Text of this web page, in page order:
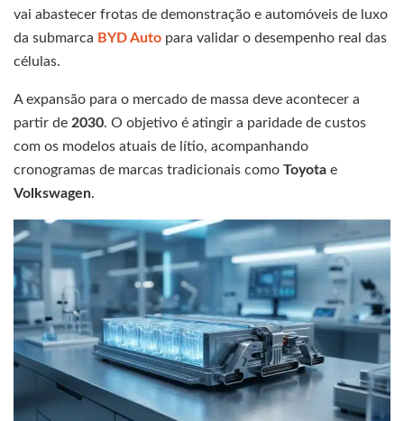
vai abastecer frotas de demonstração e automóveis de luxo
da submarca BYD Auto para validar o desempenho real das
células.
A expansão para o mercado de massa deve acontecer a
partir de 2030. O objetivo é atingir a paridade de custos
com os modelos atuais de lítio, acompanhando
cronogramas de marcas tradicionais como Toyota e
Volkswagen.